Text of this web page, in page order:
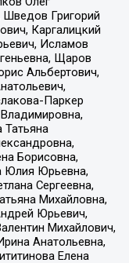
Григорий
Каргалицкий
Исламов
Щаров
Альбертович,
Паркер
Татьяна
Борисовна,
Юлия Юрьевна,
Сергеевна,
Михайловна,
Юрьевич,
Михайлович,
Анатольевна,
Елена